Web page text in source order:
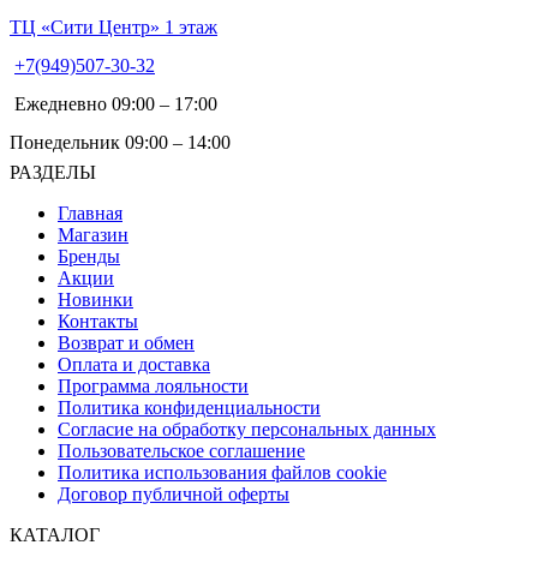
ТЦ «Сити Центр» 1 этаж
+7(949)507-30-32
Ежедневно 09:00 – 17:00
Понедельник 09:00 – 14:00
РАЗДЕЛЫ
Главная
Магазин
Бренды
Акции
Новинки
Контакты
Возврат и обмен
Оплата и доставка
Программа лояльности
Политика конфиденциальности
Согласие на обработку персональных данных
Пользовательское соглашение
Политика использования файлов cookie
Договор публичной оферты
КАТАЛОГ